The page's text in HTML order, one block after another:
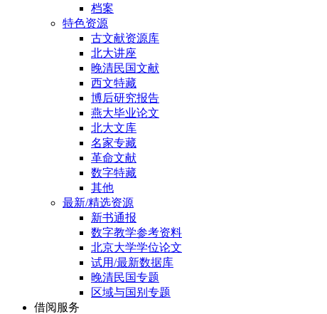
档案
特色资源
古文献资源库
北大讲座
晚清民国文献
西文特藏
博后研究报告
燕大毕业论文
北大文库
名家专藏
革命文献
数字特藏
其他
最新/精选资源
新书通报
数字教学参考资料
北京大学学位论文
试用/最新数据库
晚清民国专题
区域与国别专题
借阅服务